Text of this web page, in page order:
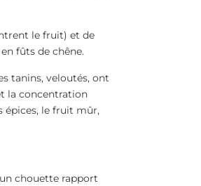
le fruit) et de
fûts de chêne.
tanins, veloutés, ont
la concentration
épices, le fruit mûr,
chouette rapport